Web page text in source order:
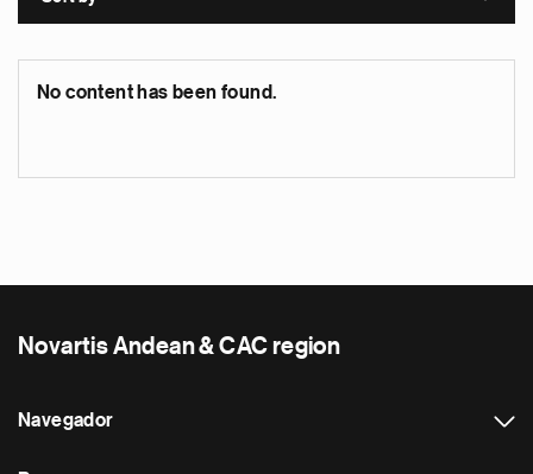
No content has been found.
Novartis Andean & CAC region
Navegador